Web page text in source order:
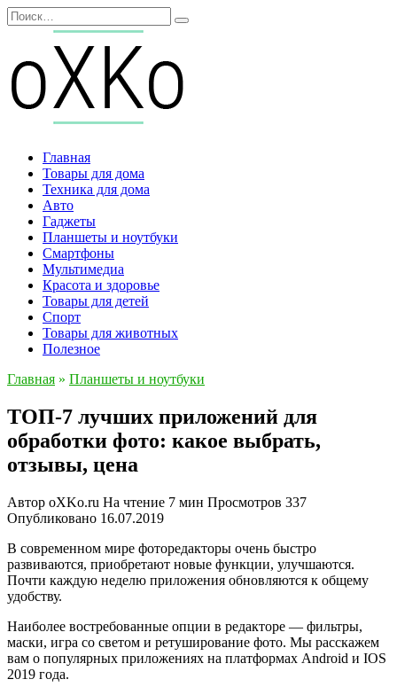
Перейти
к
содержанию
Search
for:
Главная
Товары для дома
Техника для дома
Авто
Гаджеты
Планшеты и ноутбуки
Смартфоны
Мультимедиа
Красота и здоровье
Товары для детей
Спорт
Товары для животных
Полезное
Главная » Планшеты и ноутбуки
ТОП-7 лучших приложений для
обработки фото: какое выбрать,
отзывы, цена
Автор oXKo.ru На чтение 7 мин Просмотров 337
Опубликовано 16.07.2019
В современном мире фоторедакторы очень быстро
развиваются, приобретают новые функции, улучшаются.
Почти каждую неделю приложения обновляются к общему
удобству.
Наиболее востребованные опции в редакторе — фильтры,
маски, игра со светом и ретуширование фото. Мы расскажем
вам о популярных приложениях на платформах Android и IOS
2019 года.